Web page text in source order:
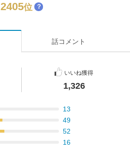
2405位 ？
話コメント
いいね獲得
1,326
13
49
52
16